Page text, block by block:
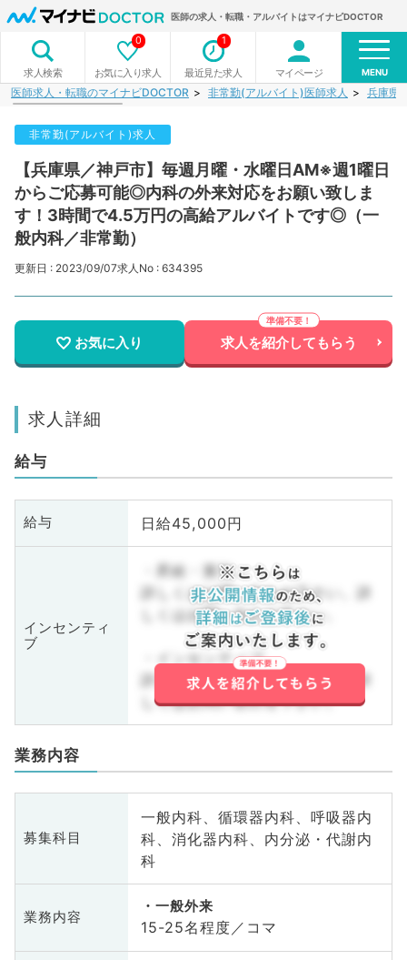
医師の求人・転職・アルバイトはマイナビDOCTOR
求人検索 お気に入り求人
0
最近見た求人
1
マイページ MENU
医師求人・転職のマイナビDOCTOR 非常勤(アルバイト)医師求人 兵庫県
非常勤(アルバイト)求人
【兵庫県／神戸市】毎週月曜・水曜日AM※週1曜日
からご応募可能◎内科の外来対応をお願い致しま
す！3時間で4.5万円の高給アルバイトです◎（一
般内科／非常勤）
更新日 : 2023/09/07求人No : 634395
お気に入り 求人を紹介してもらう
求人詳細
給与
給与 日給45,000円
インセンティ
ブ
・昇給・賞与
詳しくはお問い合わせ下さい。詳
しくはお問い合わせ下さい。
・インセンティブ
詳しくはお問い合わせ下さい。詳
しくはお問い合わせ下さい。
業務内容
募集科目
一般内科、循環器内科、呼吸器内
科、消化器内科、内分泌・代謝内
科
業務内容
一般外来
15-25名程度／コマ